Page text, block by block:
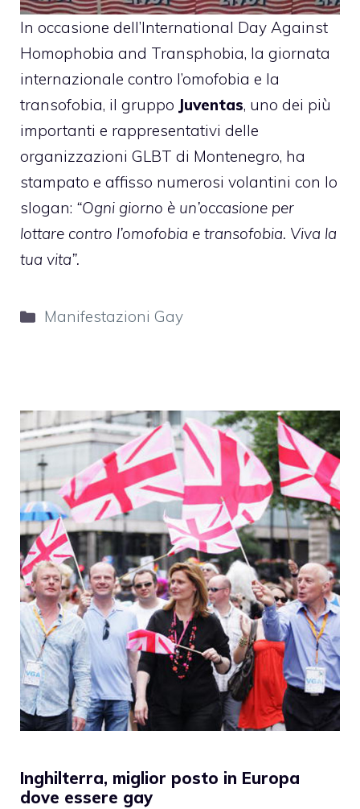
In occasione dell’International Day Against
Homophobia and Transphobia, la giornata
internazionale contro l’omofobia e la
transofobia, il gruppo Juventas, uno dei più
importanti e rappresentativi delle
organizzazioni GLBT di Montenegro, ha
stampato e affisso numerosi volantini con lo
slogan: “Ogni giorno è un’occasione per
lottare contro l’omofobia e transofobia. Viva la
tua vita”.
Categorie
Manifestazioni Gay
Inghilterra, miglior posto in Europa
dove essere gay